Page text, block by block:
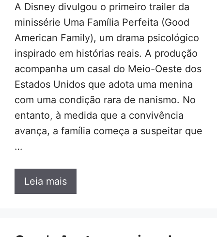
A Disney divulgou o primeiro trailer da
minissérie Uma Família Perfeita (Good
American Family), um drama psicológico
inspirado em histórias reais. A produção
acompanha um casal do Meio-Oeste dos
Estados Unidos que adota uma menina
com uma condição rara de nanismo. No
entanto, à medida que a convivência
avança, a família começa a suspeitar que
…
Leia mais